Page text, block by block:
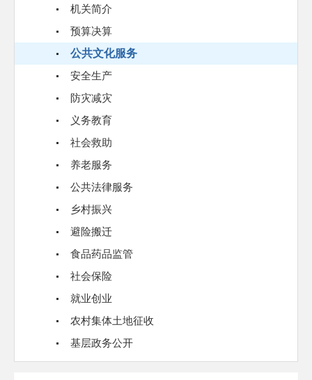
机关简介
预算决算
公共文化服务
安全生产
防灾减灾
义务教育
社会救助
养老服务
公共法律服务
乡村振兴
避险搬迁
食品药品监管
社会保险
就业创业
农村集体土地征收
基层政务公开